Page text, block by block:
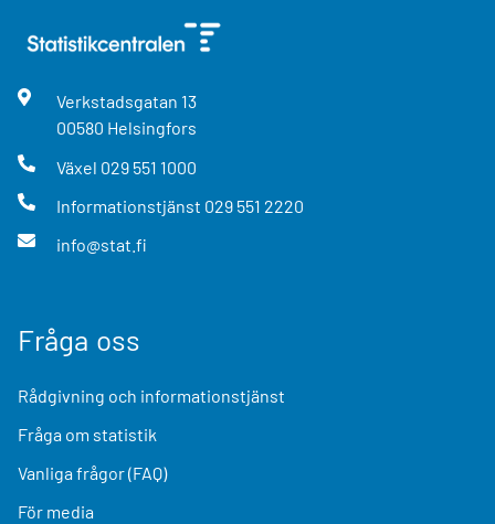
Verkstadsgatan 13
00580 Helsingfors
Växel 029 551 1000
Informationstjänst 029 551 2220
info@stat.fi
Fråga oss
Rådgivning och informationstjänst
Fråga om statistik
Vanliga frågor (FAQ)
För media